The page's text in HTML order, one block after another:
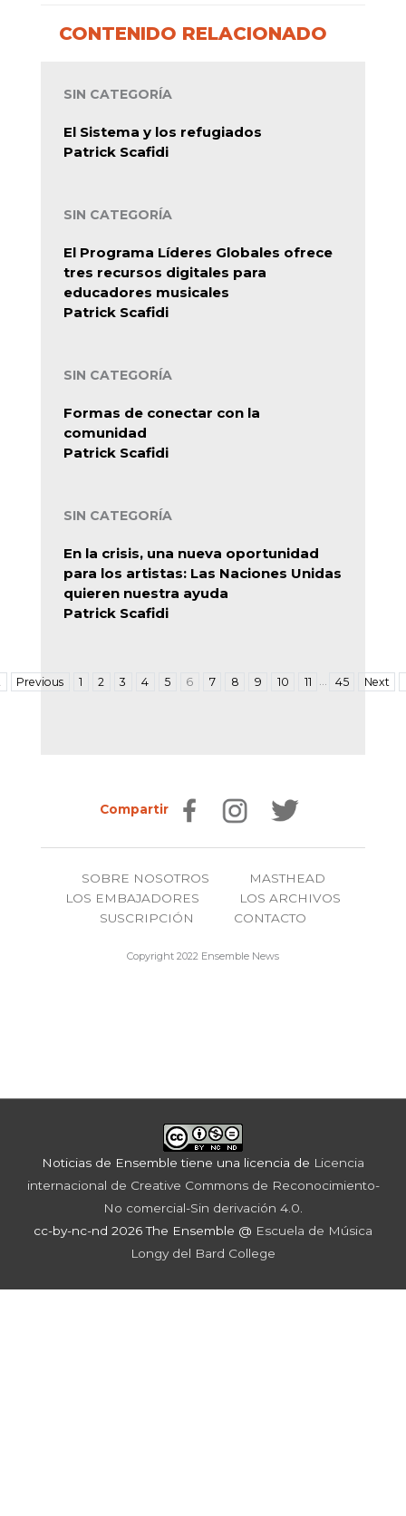
CONTENIDO RELACIONADO
SIN CATEGORÍA
El Sistema y los refugiados
Patrick Scafidi
SIN CATEGORÍA
El Programa Líderes Globales ofrece
tres recursos digitales para
educadores musicales
Patrick Scafidi
SIN CATEGORÍA
Formas de conectar con la
comunidad
Patrick Scafidi
SIN CATEGORÍA
En la crisis, una nueva oportunidad
para los artistas: Las Naciones Unidas
quieren nuestra ayuda
Patrick Scafidi
Previous 1 2 3 4 5 6 7 8 9 10 11 45 Next
Compartir
SOBRE NOSOTROS
MASTHEAD
LOS EMBAJADORES
LOS ARCHIVOS
SUSCRIPCIÓN
CONTACTO
Copyright 2022 Ensemble News
Noticias de Ensemble tiene una licencia de Licencia
internacional de Creative Commons de Reconocimiento-
No comercial-Sin derivación 4.0
cc-by-nc-nd 2026 The Ensemble @ Escuela de Música
Longy del Bard College